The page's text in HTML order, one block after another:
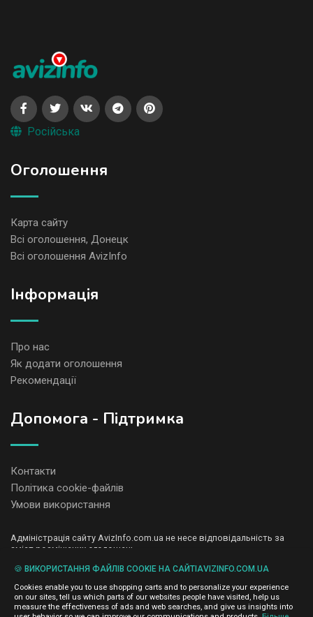
Російська
Оголошення
Карта сайту
Всі оголошення, Донецк
Всі оголошення AvizInfo
Iнформація
Про нас
Як додати оголошення
Рекомендації
Допомога - Підтримка
Контакти
Політика cookie-файлів
Умови використання
Адміністрація сайту AvizInfo.com.ua не несе відповідальність за
зміст розміщених оголошень.
і не продаємо особисту інформацію зареєстрованих користувачів
AvizInfo.com.ua третім особам. Ми не відповідаємо за правила
конфіденційності сайтів на які посилається AvizInfo.com.ua. На
деяких сторінках нашого сайту представлена реклама Google
🍪 ВИКОРИСТАННЯ ФАЙЛІВ COOKIE НА САЙТІAVIZINFO.COM.UA
Cookies enable you to use shopping carts and to personalize your experience
on our sites, tell us which parts of our websites people have visited, help us
measure the effectiveness of ads and web searches, and give us insights into